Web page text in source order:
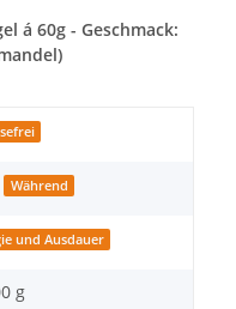
á 60g - Geschmack:
Während
und Ausdauer
g